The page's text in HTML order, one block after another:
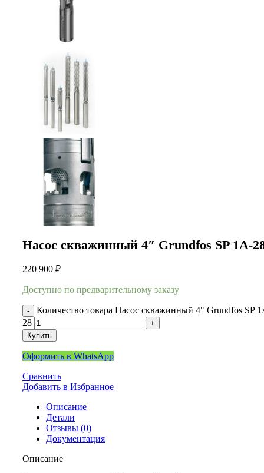
Насос скважинный 4″ Grundfos SP 1A-
220 900 ₽
Доступно по предварительному заказу
Количество товара Насос скважинный 4" Grundfos SP
28
Купить
Оформить в WhatsApp
Сравнить
Добавить в Избранное
Описание
Детали
Отзывы (0)
Документация
Описание